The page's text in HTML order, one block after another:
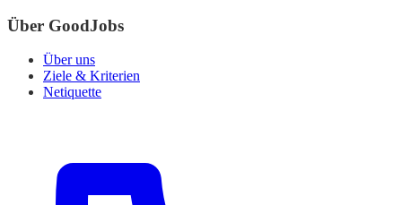
Über GoodJobs
Über uns
Ziele & Kriterien
Netiquette